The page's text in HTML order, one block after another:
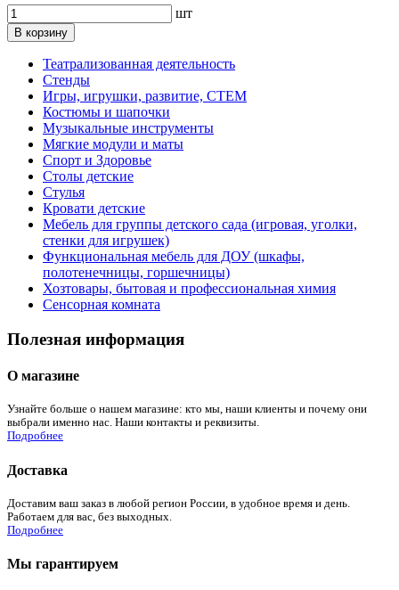
шт
В корзину
Театрализованная деятельность
Стенды
Игры, игрушки, развитие, СТЕМ
Костюмы и шапочки
Музыкальные инструменты
Мягкие модули и маты
Спорт и Здоровье
Столы детские
Стулья
Кровати детские
Мебель для группы детского сада (игровая, уголки,
стенки для игрушек)
Функциональная мебель для ДОУ (шкафы,
полотенечницы, горшечницы)
Хозтовары, бытовая и профессиональная химия
Сенсорная комната
Полезная информация
О магазине
Узнайте больше о нашем магазине: кто мы, наши клиенты и почему они
выбрали именно нас. Наши контакты и реквизиты.
Подробнее
Доставка
Доставим ваш заказ в любой регион России, в удобное время и день.
Работаем для вас, без выходных.
Подробнее
Мы гарантируем